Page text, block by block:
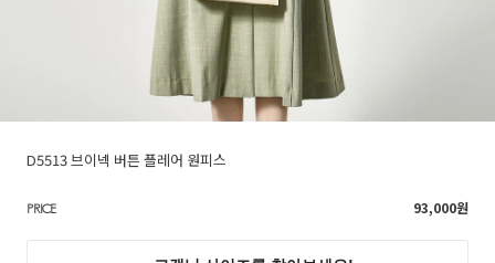
D5513 브이넥 버튼 플레어 원피스
PRICE 93,000원